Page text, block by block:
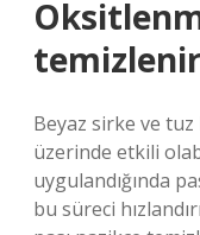
Beyaz sirke ve tuz
üzerinde etkili
uygulandığında
bu süreci